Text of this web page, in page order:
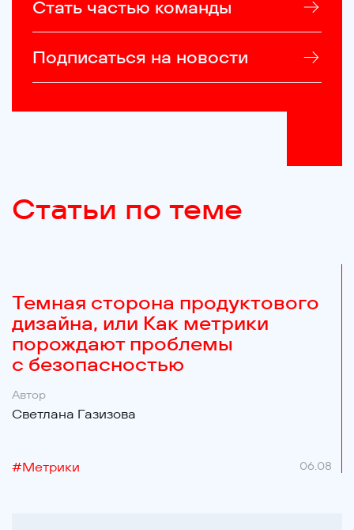
Стать частью команды
Подписаться на новости
Статьи по теме
Темная сторона продуктового
дизайна, или Как метрики
порождают проблемы
с безопасностью
Автор
Светлана Газизова
#Метрики 06.08